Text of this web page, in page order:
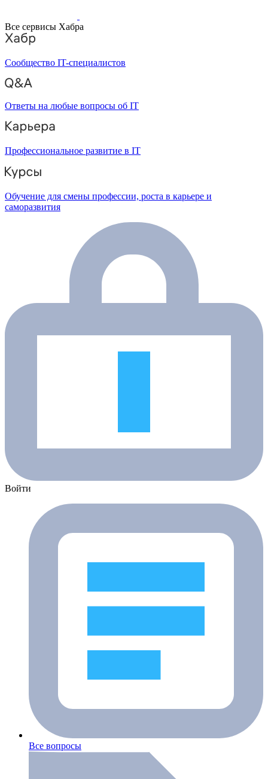
Все сервисы Хабра
Сообщество IT-специалистов
Ответы на любые вопросы об IT
Профессиональное развитие в IT
Обучение для смены профессии, роста в карьере и
саморазвития
Войти
Все вопросы